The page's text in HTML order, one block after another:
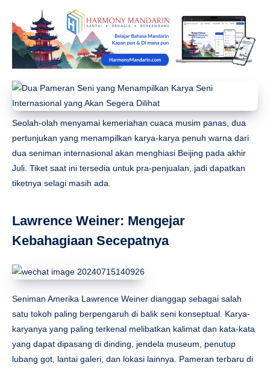
Seolah-olah menyamai kemeriahan cuaca musim panas, dua
pertunjukan yang menampilkan karya-karya penuh warna dari
dua seniman internasional akan menghiasi Beijing pada akhir
Juli. Tiket saat ini tersedia untuk pra-penjualan, jadi dapatkan
tiketnya selagi masih ada.
Lawrence Weiner: Mengejar
Kebahagiaan Secepatnya
Seniman Amerika Lawrence Weiner dianggap sebagai salah
satu tokoh paling berpengaruh di balik seni konseptual. Karya-
karyanya yang paling terkenal melibatkan kalimat dan kata-kata
yang dapat dipasang di dinding, jendela museum, penutup
lubang got, lantai galeri, dan lokasi lainnya. Pameran terbaru di